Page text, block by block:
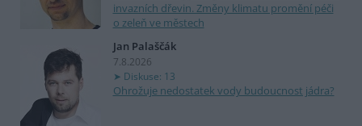
invazních dřevin. Změny klimatu promění péči
o zeleň ve městech
Jan Palaščák
7.8.2026
Diskuse: 13
Ohrožuje nedostatek vody budoucnost jádra?